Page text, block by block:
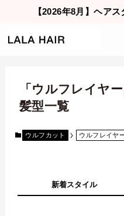
【2026年8月】ヘア
「ウルフレイヤ
髪型一覧
ウルフカット ウルフレイヤ
新着スタイル